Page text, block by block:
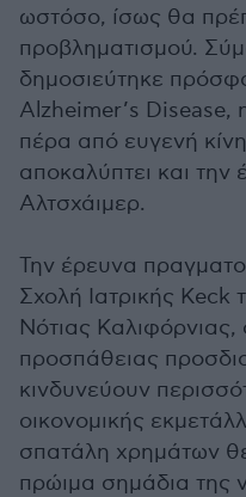
ωστόσο, ίσως θα
προβληματισμού.
δημοσιεύτηκε
Alzheimer’s
πέρα από ευγενή
αποκαλύπτει και την
Αλτσχάιμερ.
Την έρευνα
Σχολή Ιατρικής Keck
Νότιας Καλιφόρνιας,
προσπάθειας
κινδυνεύουν
οικονομικής
σπατάλη χρημάτων
πρώιμα σημάδια της